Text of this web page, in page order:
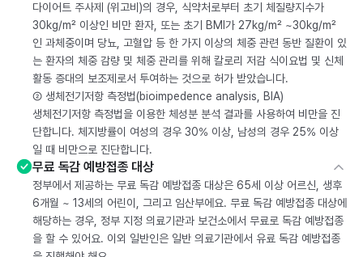
다이어트 주사제 (위고비)의 경우, 식약처로부터 초기 체질량지수가
30kg/m² 이상인 비만 환자, 또는 초기 BMI가 27kg/m² ~30kg/m²
인 과체중이며 당뇨, 고혈압 등 한 가지 이상의 체중 관련 동반 질환이 있
는 환자의 체중 감량 및 체중 관리를 위해 칼로리 저감 식이요법 및 신체
활동 증대의 보조제로서 투여하는 것으로 허가 받았습니다.
② 생체전기저항 측정법(bioimpedence analysis, BIA)
생체전기저항 측정법을 이용한 체성분 분석 결과를 사용하여 비만을 진
단합니다. 체지방률이 여성의 경우 30% 이상, 남성의 경우 25% 이상
일 때 비만으로 진단합니다.
무료 독감 예방접종 대상
정부에서 제공하는 무료 독감 예방접종 대상은 65세 이상 어르신, 생후
6개월 ~ 13세의 어린이, 그리고 임산부에요. 무료 독감 예방접종 대상에
해당하는 경우, 정부 지정 의료기관과 보건소에서 무료로 독감 예방접종
을 할 수 있어요. 이외 일반인은 일반 의료기관에서 유료 독감 예방접종